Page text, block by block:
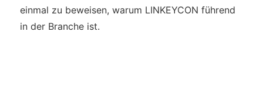
einmal zu beweisen, warum LINKEYCON führend
in der Branche ist.